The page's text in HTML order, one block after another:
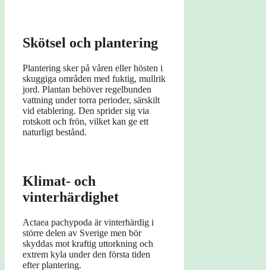
Skötsel och plantering
Plantering sker på våren eller hösten i
skuggiga områden med fuktig, mullrik
jord. Plantan behöver regelbunden
vattning under torra perioder, särskilt
vid etablering. Den sprider sig via
rotskott och frön, vilket kan ge ett
naturligt bestånd.
Klimat- och
vinterhärdighet
Actaea pachypoda är vinterhärdig i
större delen av Sverige men bör
skyddas mot kraftig uttorkning och
extrem kyla under den första tiden
efter plantering.